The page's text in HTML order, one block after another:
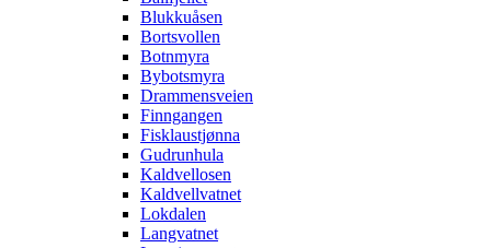
Blukkuåsen
Bortsvollen
Botnmyra
Bybotsmyra
Drammensveien
Finngangen
Fisklaustjønna
Gudrunhula
Kaldvellosen
Kaldvellvatnet
Lokdalen
Langvatnet